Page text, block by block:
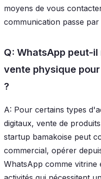
moyens de vous
communication passe
Q: WhatsApp peut-
vente physique
?
A: Pour certains types
digitaux, vente de
startup bamakoise peut
commercial, opérer
WhatsApp comme vitrine